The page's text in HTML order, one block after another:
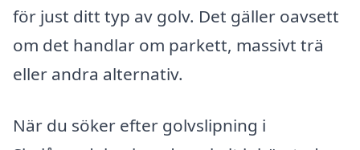
för just ditt typ av golv. Det gäller oavsett
om det handlar om parkett, massivt trä
eller andra alternativ.
När du söker efter golvslipning i